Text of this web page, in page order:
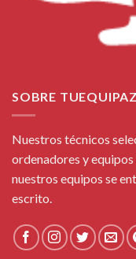
SOBRE
Nuestros técnicos
ordenadores y
nuestros equipos se
escrito.